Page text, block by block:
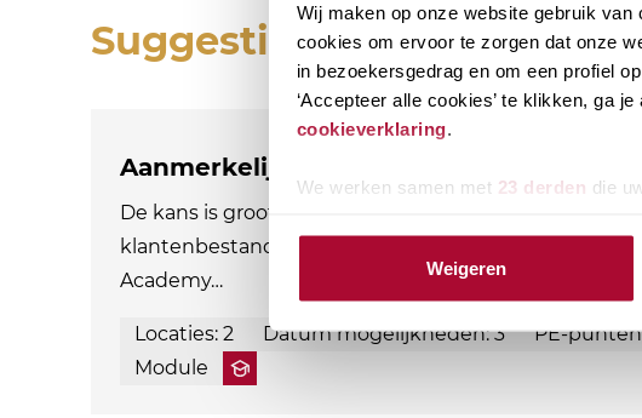
Wij maken op onze website gebruik van
cookies om ervoor te zorgen dat onze
in bezoekersgedrag en om een profiel
‘Accepteer alle cookies’ te klikken, ga
cookieverklaring.
We werken samen met 23 derden die
Weigeren
Suggesties
Aanmerkelijk belang en
De kans is groot dat aandeelhouders met een
klantenbestand. Als adviseur ben je natuurlijk op de
Academy…
Locaties: 2 Datum mogelijkheden: 3 PE-punten
Module